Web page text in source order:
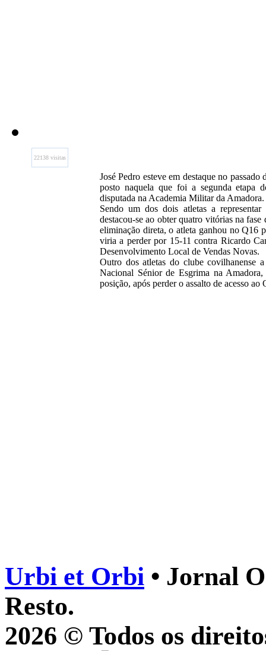
22138 visitas
José Pedro esteve em destaque no
posto naquela que foi a segunda etapa
disputada na Academia Militar da Amadora.
Sendo um dos dois atletas a
destacou-se ao obter quatro vitórias na
eliminação direta, o atleta ganhou no
viria a perder por 15-11 contra Ricardo
Desenvolvimento Local de Vendas Novas.
Outro dos atletas do clube covilhanense
Nacional Sénior de Esgrima na
posição, após perder o assalto de acesso ao
Urbi et Orbi • Jornal
Resto.
2026 © Todos os